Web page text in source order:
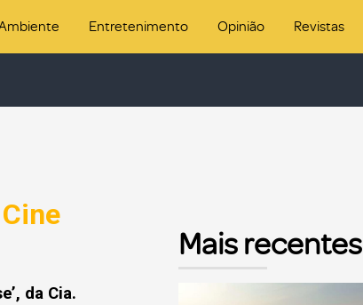
Entretenimento Opinião Revistas
da Cia.
Mais recentes